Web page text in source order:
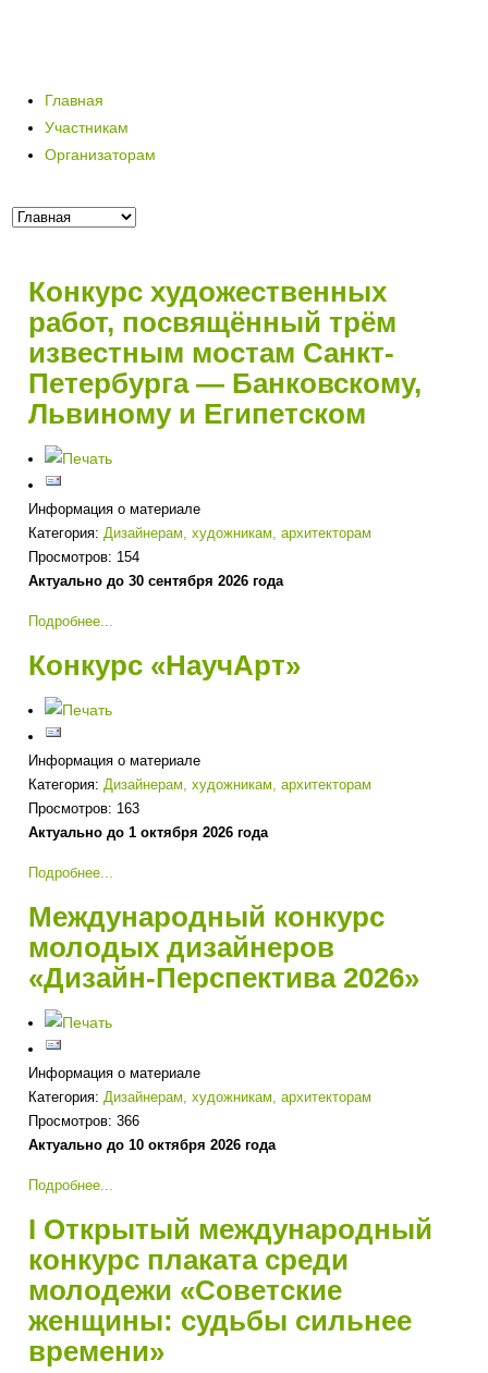
Главная
Участникам
Организаторам
Конкурс художественных
работ, посвящённый трём
известным мостам Санкт-
Петербурга — Банковскому,
Львиному и Египетском
Информация о материале
Категория:Дизайнерам, художникам, архитекторам
Просмотров: 154
Актуально до 30 сентября 2026 года
Подробнее...
Конкурс «НаучАрт»
Информация о материале
Категория:Дизайнерам, художникам, архитекторам
Просмотров: 163
Актуально до 1 октября 2026 года
Подробнее...
Международный конкурс
молодых дизайнеров
«Дизайн-Перспектива 2026»
Информация о материале
Категория:Дизайнерам, художникам, архитекторам
Просмотров: 366
Актуально до 10 октября 2026 года
Подробнее...
I Открытый международный
конкурс плаката среди
молодежи «Советские
женщины: судьбы сильнее
времени»